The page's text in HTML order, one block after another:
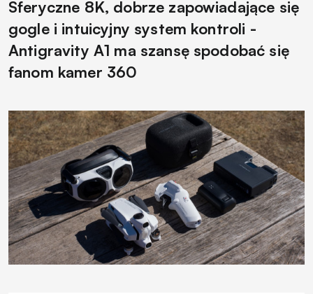
Sferyczne 8K, dobrze zapowiadające się
gogle i intuicyjny system kontroli -
Antigravity A1 ma szansę spodobać się
fanom kamer 360